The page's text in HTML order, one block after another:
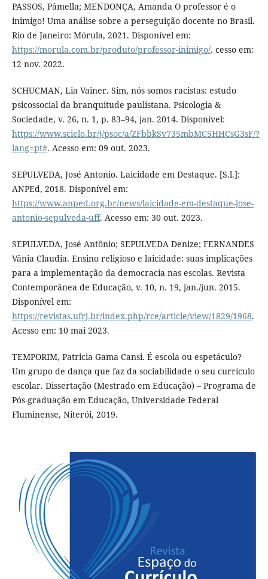
PASSOS, Pâmella; MENDONÇA, Amanda O professor é o
inimigo! Uma análise sobre a perseguição docente no Brasil.
Rio de Janeiro: Mórula, 2021. Disponível em:
https://morula.com.br/produto/professor-inimigo/. cesso em:
12 nov. 2022.
SCHUCMAN, Lia Vainer. Sim, nós somos racistas: estudo
psicossocial da branquitude paulistana. Psicologia &
Sociedade, v. 26, n. 1, p. 83–94, jan. 2014. Disponível:
https://www.scielo.br/j/psoc/a/ZFbbkSv735mbMC5HHCsG3sF/?
lang=pt#. Acesso em: 09 out. 2023.
SEPULVEDA, José Antonio. Laicidade em Destaque. [S.l.]:
ANPEd, 2018. Disponível em:
https://www.anped.org.br/news/laicidade-em-destaque-jose-
antonio-sepulveda-uff. Acesso em: 30 out. 2023.
SEPULVEDA, José Antônio; SEPULVEDA Denize; FERNANDES
Vânia Claudia. Ensino religioso e laicidade: suas implicações
para a implementação da democracia nas escolas. Revista
Contemporânea de Educação, v. 10, n. 19, jan./jun. 2015.
Disponível em:
https://revistas.ufrj.br/index.php/rce/article/view/1829/1968.
Acesso em: 10 mai 2023.
TEMPORIM, Patricia Gama Cansi. É escola ou espetáculo?
Um grupo de dança que faz da sociabilidade o seu currículo
escolar. Dissertação (Mestrado em Educação) – Programa de
Pós-graduação em Educação, Universidade Federal
Fluminense, Niterói, 2019.